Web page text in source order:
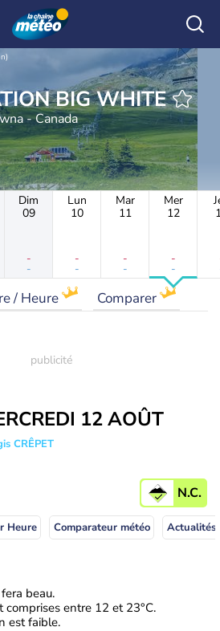
METEO STATION BIG WHITE
- Canada
Dim
09
-
-
Lun
10
-
-
Mar
11
-
-
Mer
12
-
-
/ Heure Comparer
12 AOÛT
CRÊPET
N.C.
Heure Comparateur météo
beau.
comprises entre 12 et 23°C.
est faible.